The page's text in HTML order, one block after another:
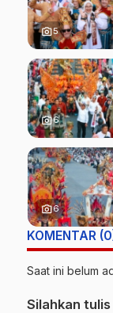
photo_camera5
photo_camera6
photo_camera6
KOMENTAR
Saat ini belum
Silahkan